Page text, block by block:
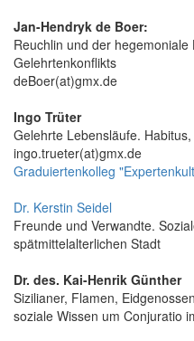
Jan-Hendryk de Boer:
Reuchlin und der
Gelehrtenkonflikts
deBoer(at)gmx.de
Ingo Trüter
Gelehrte Lebensläufe.
ingo.trueter(at)gmx.de
Graduiertenkolleg
Dr. Kerstin Seidel
Freunde und Verwandte.
spätmittelalterlichen Stadt
Dr. des. Kai-Henrik Günther
Sizilianer, Flamen,
soziale Wissen um Conjuratio